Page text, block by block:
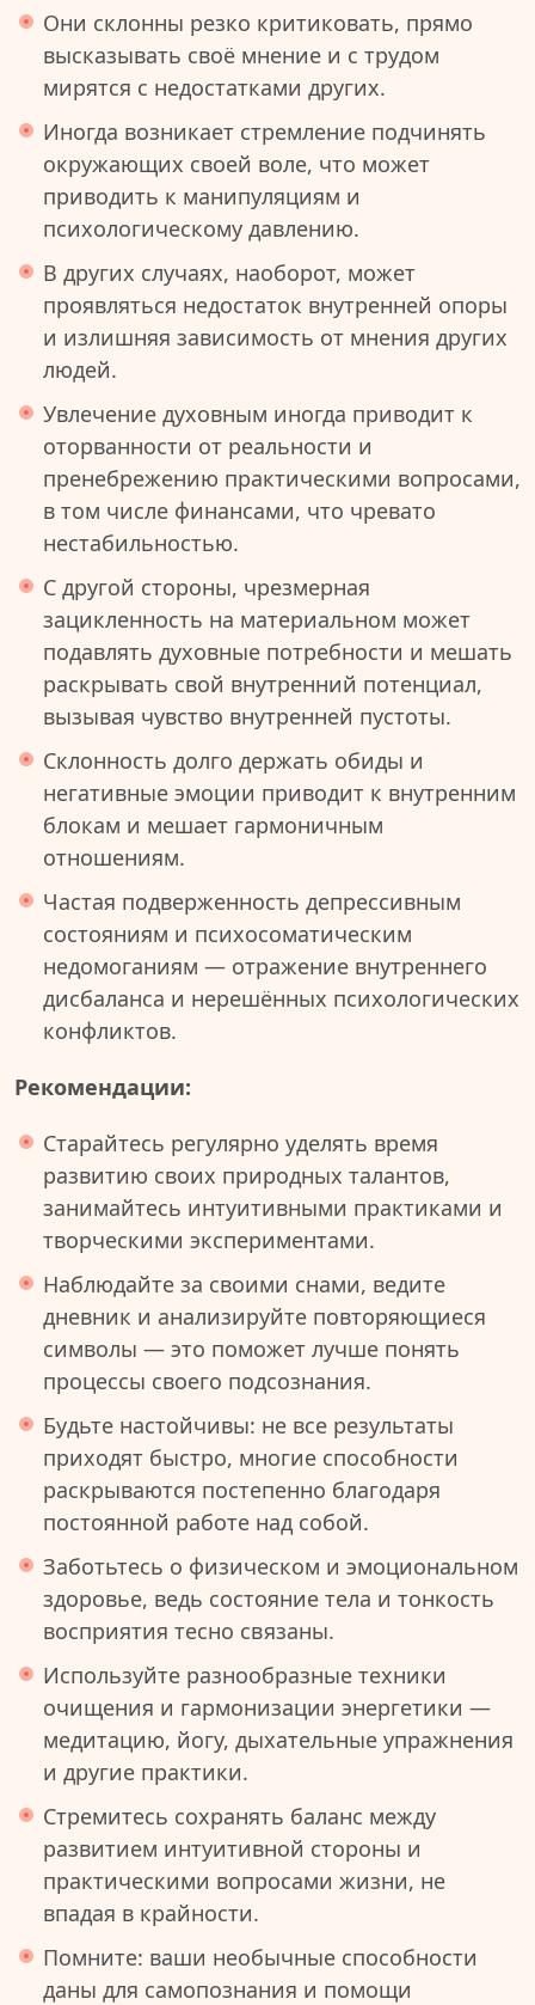
Они склонны резко критиковать, прямо
высказывать своё мнение и с трудом
мирятся с недостатками других.
Иногда возникает стремление подчинять
окружающих своей воле, что может
приводить к манипуляциям и
психологическому давлению.
В других случаях, наоборот, может
проявляться недостаток внутренней опоры
и излишняя зависимость от мнения других
людей.
Увлечение духовным иногда приводит к
оторванности от реальности и
пренебрежению практическими вопросами,
в том числе финансами, что чревато
нестабильностью.
С другой стороны, чрезмерная
зацикленность на материальном может
подавлять духовные потребности и мешать
раскрывать свой внутренний потенциал,
вызывая чувство внутренней пустоты.
Склонность долго держать обиды и
негативные эмоции приводит к внутренним
блокам и мешает гармоничным
отношениям.
Частая подверженность депрессивным
состояниям и психосоматическим
недомоганиям — отражение внутреннего
дисбаланса и нерешённых психологических
конфликтов.
Рекомендации:
Старайтесь регулярно уделять время
развитию своих природных талантов,
занимайтесь интуитивными практиками и
творческими экспериментами.
Наблюдайте за своими снами, ведите
дневник и анализируйте повторяющиеся
символы — это поможет лучше понять
процессы своего подсознания.
Будьте настойчивы: не все результаты
приходят быстро, многие способности
раскрываются постепенно благодаря
постоянной работе над собой.
Заботьтесь о физическом и эмоциональном
здоровье, ведь состояние тела и тонкость
восприятия тесно связаны.
Используйте разнообразные техники
очищения и гармонизации энергетики —
медитацию, йогу, дыхательные упражнения
и другие практики.
Стремитесь сохранять баланс между
развитием интуитивной стороны и
практическими вопросами жизни, не
впадая в крайности.
Помните: ваши необычные способности
даны для самопознания и помощи